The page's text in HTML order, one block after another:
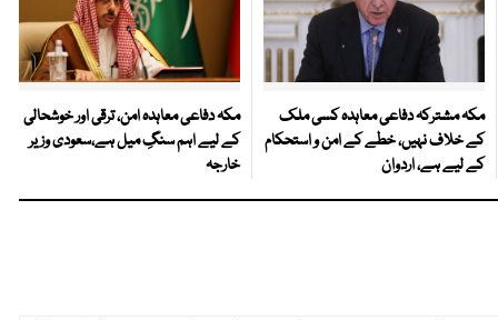
مکہ مشترکہ دفاعی معاہدہ کسی ملک
کے خلاف نہیں، خطے کے امن و استحکام
کے لیے ہے، اردوان
مکہ دفاعی معاہدہ امن، ترقی اور خوشحالی
کے لیے اہم سنگِ میل ہے،سعودی وزیر
خارجہ